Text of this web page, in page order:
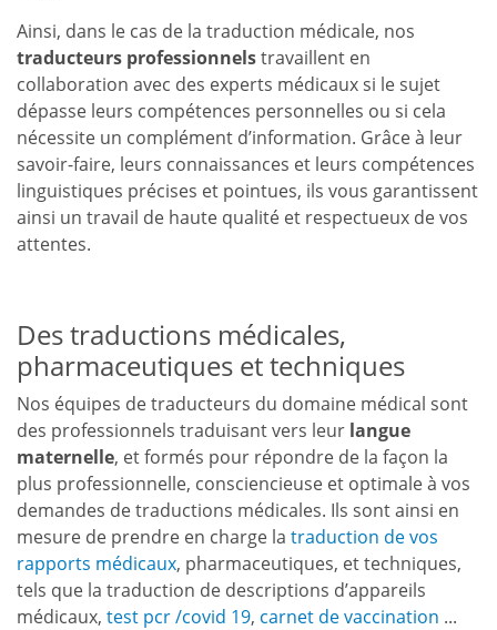
Ainsi, dans le cas de la traduction médicale, nos
traducteurs professionnelstravaillent en
collaboration avec des experts médicaux si le sujet
dépasse leurs compétences personnelles ou si cela
nécessite un complément d’information. Grâce à leur
savoir-faire, leurs connaissances et leurs compétences
linguistiques précises et pointues, ils vous garantissent
ainsi un travail de haute qualité et respectueux de vos
attentes.
Des traductions médicales,
pharmaceutiques et techniques
Nos équipes de traducteurs du domaine médical sont
des professionnels traduisant vers leur langue
maternelle, et formés pour répondre de la façon la
plus professionnelle, consciencieuse et optimale à vos
demandes de traductions médicales. Ils sont ainsi en
mesure de prendre en charge la traduction de vos
rapports médicaux, pharmaceutiques, et techniques,
tels que la traduction de descriptions d’appareils
médicaux, test pcr /covid 19, carnet de vaccination ...